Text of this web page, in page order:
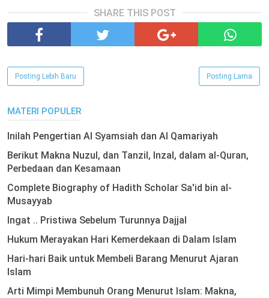
SHARE THIS POST
Posting Lebih Baru Posting Lama
MATERI POPULER
Inilah Pengertian Al Syamsiah dan Al Qamariyah
Berikut Makna Nuzul, dan Tanzil, Inzal, dalam al-Quran,
Perbedaan dan Kesamaan
Complete Biography of Hadith Scholar Sa'id bin al-
Musayyab
Ingat .. Pristiwa Sebelum Turunnya Dajjal
Hukum Merayakan Hari Kemerdekaan di Dalam Islam
Hari-hari Baik untuk Membeli Barang Menurut Ajaran
Islam
Arti Mimpi Membunuh Orang Menurut Islam: Makna,